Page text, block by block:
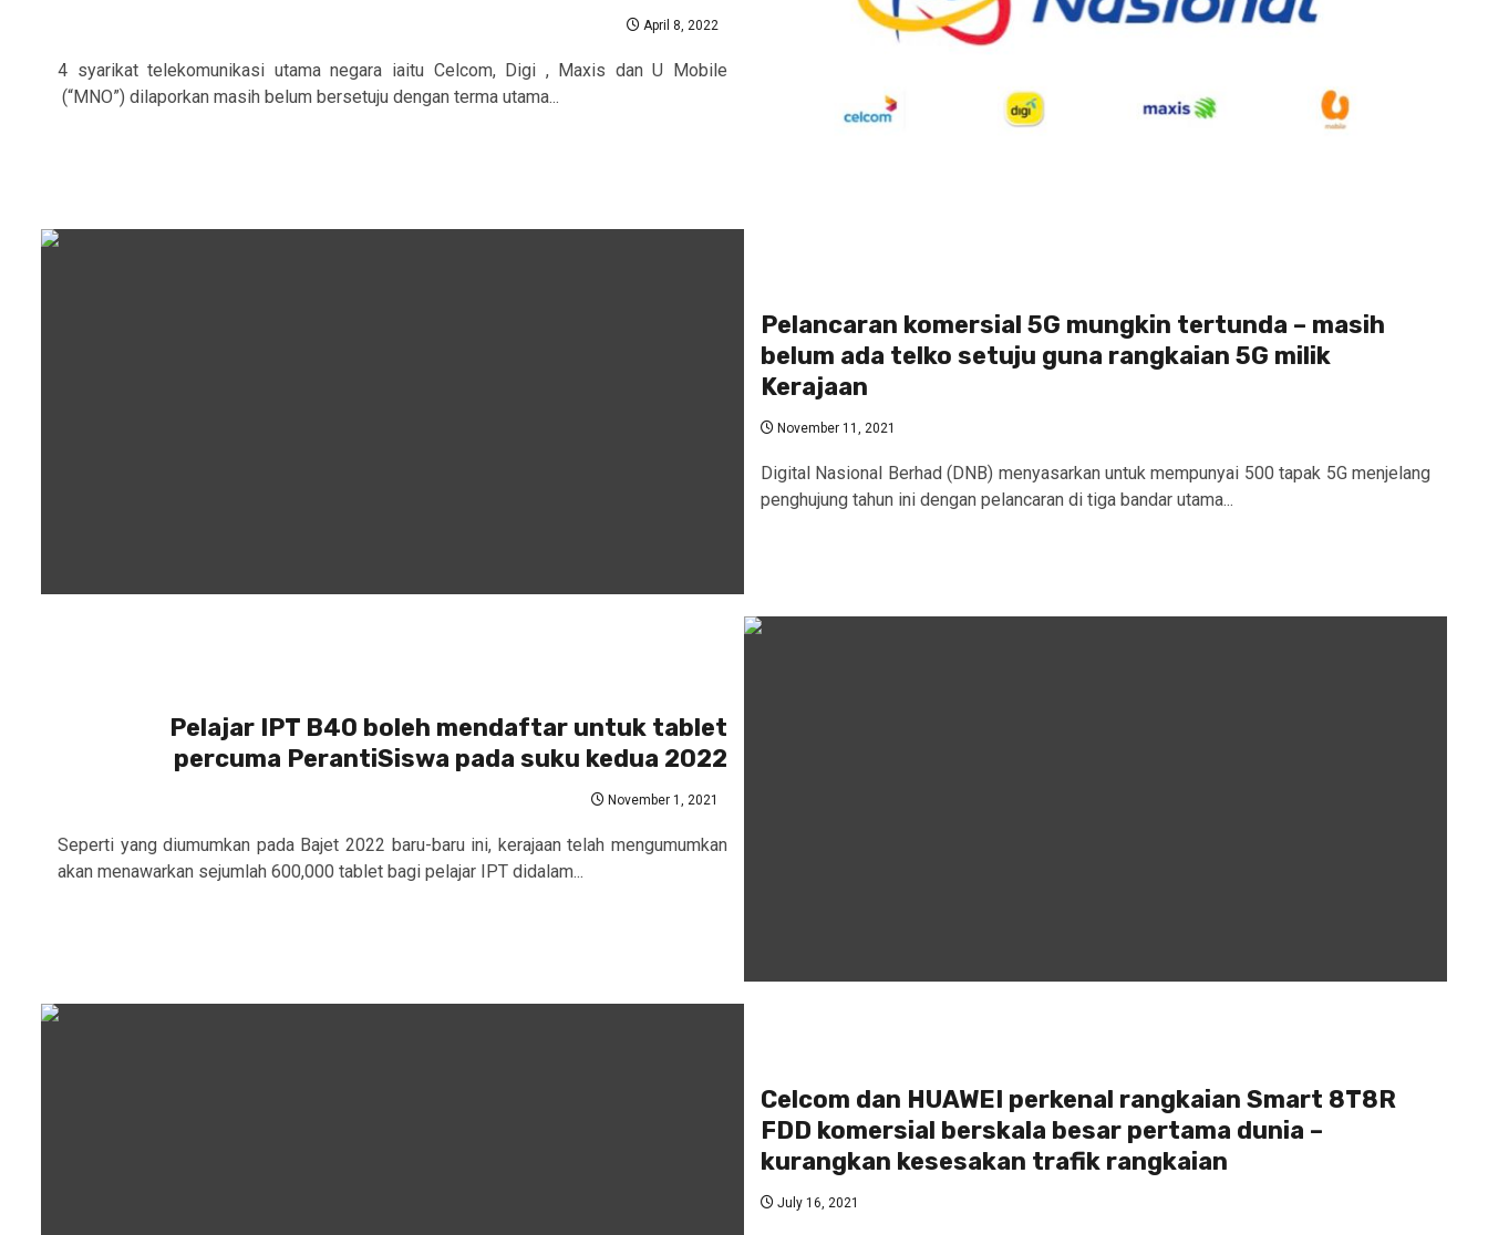
April 8, 2022
4 syarikat telekomunikasi utama negara iaitu Celcom, Digi , Maxis dan U Mobile
(“MNO”) dilaporkan masih belum bersetuju dengan terma utama...
Pelancaran komersial 5G mungkin tertunda – masih
belum ada telko setuju guna rangkaian 5G milik
Kerajaan
November 11, 2021
Digital Nasional Berhad (DNB) menyasarkan untuk mempunyai 500 tapak 5G menjelang
penghujung tahun ini dengan pelancaran di tiga bandar utama...
Pelajar IPT B40 boleh mendaftar untuk tablet
percuma PerantiSiswa pada suku kedua 2022
November 1, 2021
Seperti yang diumumkan pada Bajet 2022 baru-baru ini, kerajaan telah mengumumkan
akan menawarkan sejumlah 600,000 tablet bagi pelajar IPT didalam...
Celcom dan HUAWEI perkenal rangkaian Smart 8T8R
FDD komersial berskala besar pertama dunia –
kurangkan kesesakan trafik rangkaian
July 16, 2021